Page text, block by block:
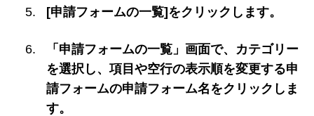
[申請フォームの一覧]をクリックします。
「申請フォームの一覧」画面で、カテゴリー
を選択し、項目や空行の表示順を変更する申
請フォームの申請フォーム名をクリックしま
す。